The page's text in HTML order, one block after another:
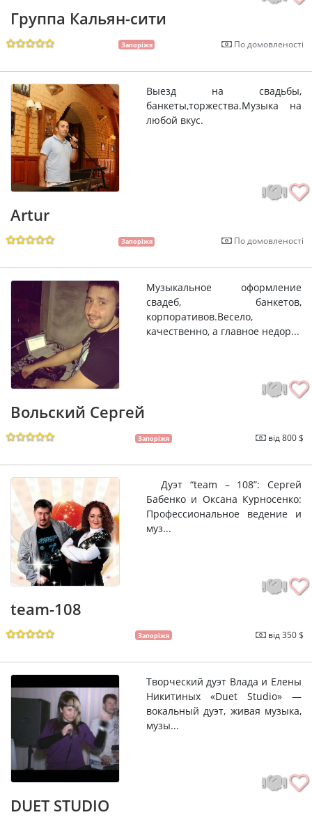
Группа Кальян-сити
Запоріжя По домовленості
Выезд на свадьбы,
банкеты,торжества.Музыка на
любой вкус.
Artur
Запоріжя По домовленості
Музыкальное оформление
свадеб, банкетов,
корпоративов.Весело,
качественно, а главное недор...
Вольский Сергей
Запоріжя від 800 $
Дуэт “team – 108”: Сергей
Бабенко и Оксана Курносенко:
Профессиональное ведение и
муз...
team-108
Запоріжя від 350 $
Творческий дуэт Влада и Елены
Никитиных «Duet Studio» —
вокальный дуэт, живая музыка,
музы...
DUET STUDIO